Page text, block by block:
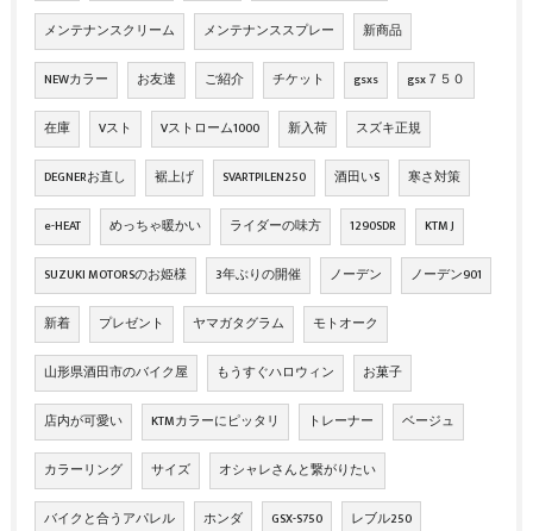
メンテナンスクリーム メンテナンススプレー 新商品
NEWカラー お友達 ご紹介 チケット gsxs gsx７５０
在庫 Vスト Vストローム1000 新入荷 スズキ正規
DEGNERお直し 裾上げ SVARTPILEN250 酒田いS 寒さ対策
e-HEAT めっちゃ暖かい ライダーの味方 1290SDR KTM J
SUZUKI MOTORSのお姫様 3年ぶりの開催 ノーデン ノーデン901
新着 プレゼント ヤマガタグラム モトオーク
山形県酒田市のバイク屋 もうすぐハロウィン お菓子
店内が可愛い KTMカラーにピッタリ トレーナー ベージュ
カラーリング サイズ オシャレさんと繋がりたい
バイクと合うアパレル ホンダ GSX-S750 レブル250